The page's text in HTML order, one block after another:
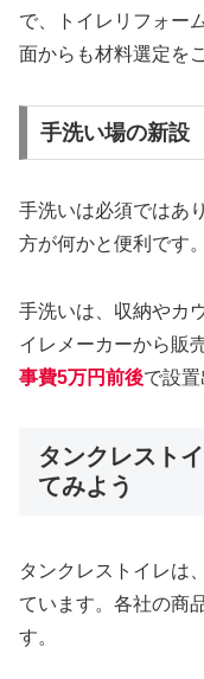
で、トイレリフォー
面からも材料選定を
手洗い場の新設
手洗いは必須ではあ
方が何かと便利です。
手洗いは、収納やカ
イレメーカーから販
事費5万円前後で設置
タンクレスト
てみよう
タンクレストイレは
ています。各社の商
す。